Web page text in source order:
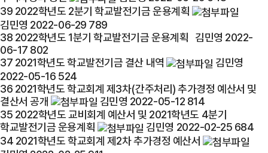
39 2022학년도 2분기 학교발전기금 운용계획
김민영 2022-06-29 789
38 2022학년도 1분기 학교발전기금 운용계획 김민영 2022-
06-17 802
37 2021학년도 학교발전기금 결산 내역
김민영
2022-05-16 524
36 2021학년도 학교회계 제3차(간주처리) 추가경정 예산서 및
결산서 공개
김민영 2022-05-12 814
35 2022학년도 교비회계 예산서 및 2021학년도 4분기
학교발전기금 운용계획
김민영 2022-02-25 684
34 2021학년도 학교회계 제2차 추가경정 예산서